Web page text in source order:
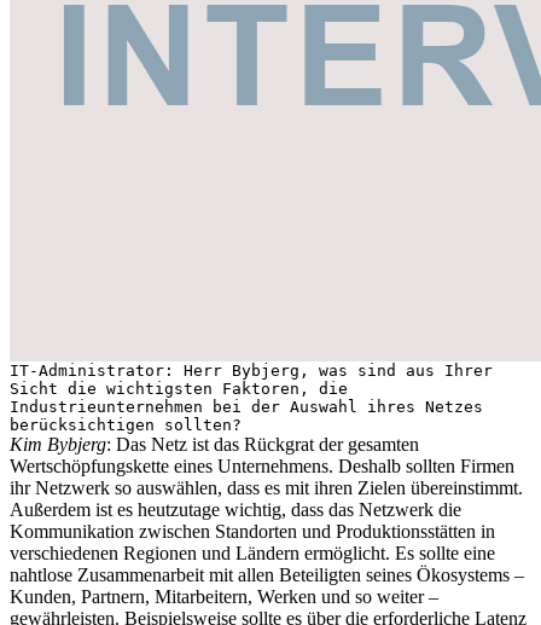
IT-Administrator: Herr Bybjerg, was sind aus Ihrer
Sicht die wichtigsten Faktoren, die
Industrieunternehmen bei der Auswahl ihres Netzes
berücksichtigen sollten?
Kim Bybjerg: Das Netz ist das Rückgrat der gesamten
Wertschöpfungskette eines Unternehmens. Deshalb sollten Firmen
ihr Netzwerk so auswählen, dass es mit ihren Zielen übereinstimmt.
Außerdem ist es heutzutage wichtig, dass das Netzwerk die
Kommunikation zwischen Standorten und Produktionsstätten in
verschiedenen Regionen und Ländern ermöglicht. Es sollte eine
nahtlose Zusammenarbeit mit allen Beteiligten seines Ökosystems –
Kunden, Partnern, Mitarbeitern, Werken und so weiter –
gewährleisten. Beispielsweise sollte es über die erforderliche Latenz